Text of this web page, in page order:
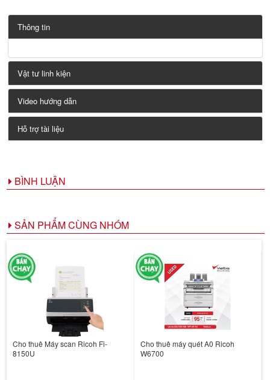
Thông tin
Vật tư linh kiện
Video hướng dẫn
Hỗ trợ tài liệu
BÌNH LUẬN
SẢN PHẨM CÙNG NHÓM
Cho thuê Máy scan Ricoh Fi-
8150U
Cho thuê máy quét A0 Ricoh
W6700